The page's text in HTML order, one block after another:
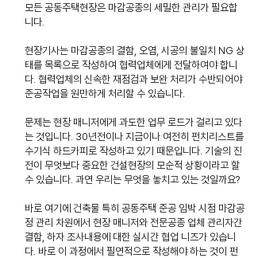
모든 공동주택현장은 마감공종의 세밀한 관리가 필요합
니다.
현장기사는 마감공종의 결함, 오염, 시공의 불일치 NG 상
태를 목록으로 작성하여 협력업체에게 전달하여야 합니
다. 협력업체의 신속한 재점검과 보완 처리가 수반되어야
준공작업을 원만하게 처리할 수 있습니다.
문제는 현장 매니저에게 과도한 업무 로드가 걸리고 있다
는 것입니다. 30년전이나 지금이나 여전히 펀치리스트를
수기식 하드카피로 작성하고 있기 때문입니다. 기술의 진
전이 무엇보다 중요한 건설현장의 모순적 상황이라고 할
수 있습니다. 과연 우리는 무엇을 놓치고 있는 것일까요?
바로 여기에 건축물 특히 공동주택 준공 임박 시점 마감공
정 관리 차원에서 현장 매니저와 전문공종 업체 관리자간
결함, 하자 조사내용에 대한 실시간 협업 니즈가 있습니
다. 바로 이 과정에서 필연적으로 작성해야 하는 것이 펀